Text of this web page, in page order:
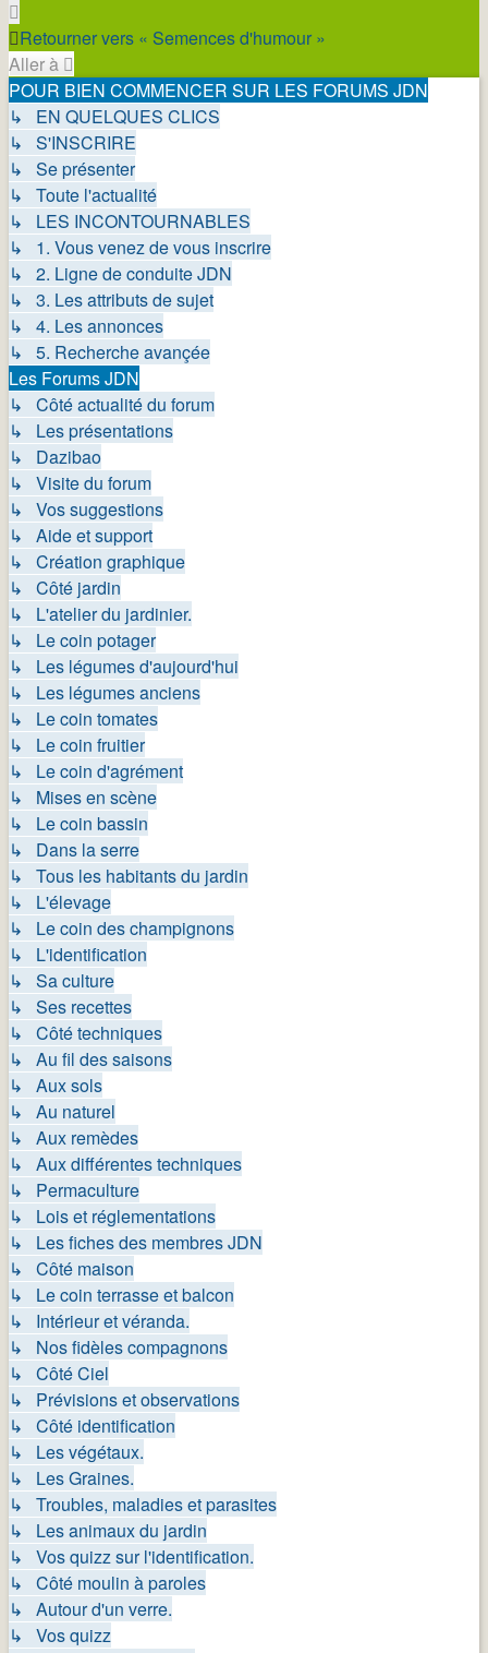
Retourner vers « Semences d'humour »
Aller à
POUR BIEN COMMENCER SUR LES FORUMS JDN
↳ EN QUELQUES CLICS
↳ S'INSCRIRE
↳ Se présenter
↳ Toute l'actualité
↳ LES INCONTOURNABLES
↳ 1. Vous venez de vous inscrire
↳ 2. Ligne de conduite JDN
↳ 3. Les attributs de sujet
↳ 4. Les annonces
↳ 5. Recherche avançée
Les Forums JDN
↳ Côté actualité du forum
↳ Les présentations
↳ Dazibao
↳ Visite du forum
↳ Vos suggestions
↳ Aide et support
↳ Création graphique
↳ Côté jardin
↳ L'atelier du jardinier.
↳ Le coin potager
↳ Les légumes d'aujourd'hui
↳ Les légumes anciens
↳ Le coin tomates
↳ Le coin fruitier
↳ Le coin d'agrément
↳ Mises en scène
↳ Le coin bassin
↳ Dans la serre
↳ Tous les habitants du jardin
↳ L'élevage
↳ Le coin des champignons
↳ L'identification
↳ Sa culture
↳ Ses recettes
↳ Côté techniques
↳ Au fil des saisons
↳ Aux sols
↳ Au naturel
↳ Aux remèdes
↳ Aux différentes techniques
↳ Permaculture
↳ Lois et réglementations
↳ Les fiches des membres JDN
↳ Côté maison
↳ Le coin terrasse et balcon
↳ Intérieur et véranda.
↳ Nos fidèles compagnons
↳ Côté Ciel
↳ Prévisions et observations
↳ Côté identification
↳ Les végétaux.
↳ Les Graines.
↳ Troubles, maladies et parasites
↳ Les animaux du jardin
↳ Vos quizz sur l'identification.
↳ Côté moulin à paroles
↳ Autour d'un verre.
↳ Vos quizz